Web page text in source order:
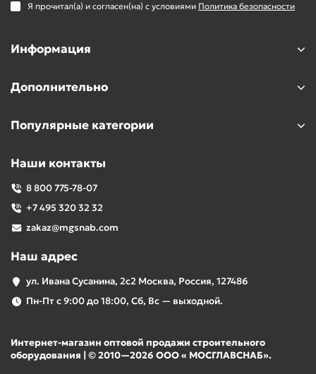
Я прочитал(а) и согласен(на) с условиями Политика безопасности
Информация
Дополнительно
Популярные категории
Наши контакты
8 800 775-78-07
+7 495 320 32 32
zakaz@mgsnab.com
Наш адрес
ул. Ивана Сусанина, 2с2 Москва, Россия, 127486
Пн-Пт с 9:00 до 18:00, Сб, Вс — выходной.
Интернет-магазин оптовой продажи строительного
оборудования | © 2010—2026 ООО « МОСГЛАВСНАБ».